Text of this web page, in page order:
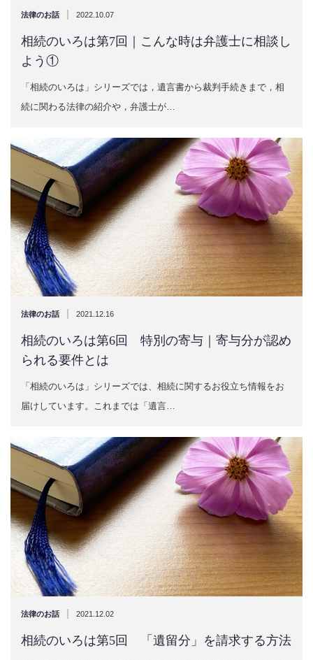
法律のお話 | 2022.10.07
相続のいろは第7回｜こんな時は弁護士に相談し
よう①
「相続のいろは」シリーズでは，遺言書から裁判手続きまで，相
続に関わる法律の紹介や，弁護士が…
法律のお話 | 2021.12.16
相続のいろは第6回 特別の寄与｜寄与分が認め
られる要件とは
「相続のいろは」シリーズでは、相続に関するお役立ち情報をお
届けしています。これまでは「遺言…
法律のお話 | 2021.12.02
相続のいろは第5回 「遺留分」を請求する方法